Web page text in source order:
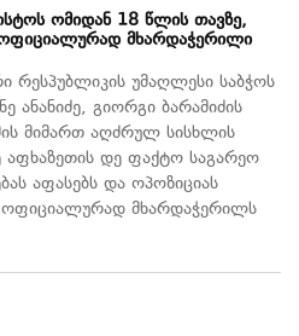
ომიდან 18 წლის თავზე,
ოფიციალურად მხარდაჭერილი
რესპუბლიკის უმაღლესი საბჭოს
ანანიძე, გიორგი ბარამიძის
მიმართ აღძრულ სისხლის
აფხაზეთის დე ფაქტო საგარეო
აფასებს და ოპოზიციას
ოფიციალურად მხარდაჭერილს